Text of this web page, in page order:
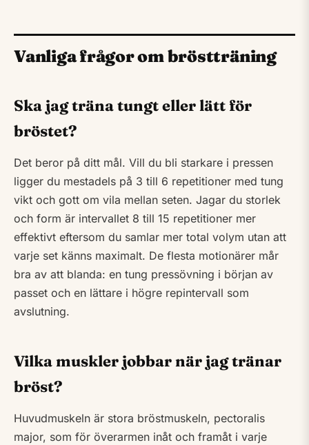
Vanliga frågor om bröstträning
Ska jag träna tungt eller lätt för
bröstet?
Det beror på ditt mål. Vill du bli starkare i pressen
ligger du mestadels på 3 till 6 repetitioner med tung
vikt och gott om vila mellan seten. Jagar du storlek
och form är intervallet 8 till 15 repetitioner mer
effektivt eftersom du samlar mer total volym utan att
varje set känns maximalt. De flesta motionärer mår
bra av att blanda: en tung pressövning i början av
passet och en lättare i högre repintervall som
avslutning.
Vilka muskler jobbar när jag tränar
bröst?
Huvudmuskeln är stora bröstmuskeln, pectoralis
major, som för överarmen inåt och framåt i varje